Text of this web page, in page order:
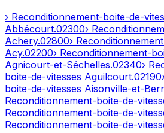
› Reconditionnement-boite-de-
Abbécourt.02300›
Achery.02800›
Acy.02200› Reconditionnement-
Agnicourt-et-Séchelles.02340›
boite-de-vitesses Aguilcourt.02190
boite-de-vitesses Aisonville-et-
Reconditionnement-boite-de-
Reconditionnement-boite-de-
Reconditionnement-boite-de-